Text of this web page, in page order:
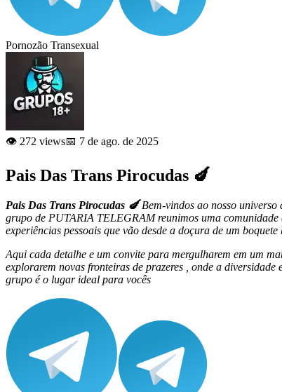
Pornozão Transexual
👁️ 272 views📅 7 de ago. de 2025
Pais Das Trans Pirocudas 🍆
Pais Das Trans Pirocudas 🍆Bem-vindos ao nosso
grupo de PUTARIA TELEGRAM reunimos uma comunidade
experiências pessoais que vão desde a doçura de um
Aqui cada detalhe e um convite para mergulharem em um
explorarem novas fronteiras de prazeres , onde a
grupo é o lugar ideal para vocês